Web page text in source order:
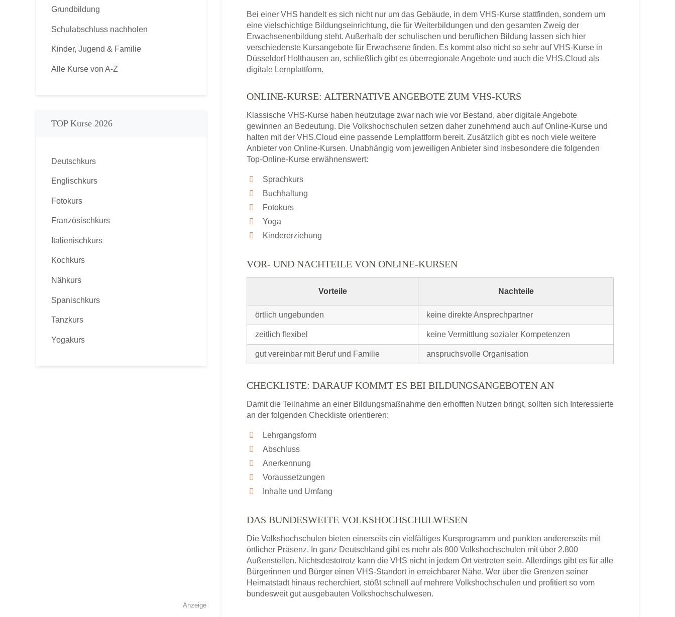
Bei einer VHS handelt es sich nicht nur um das Gebäude, in dem VHS-Kurse stattfinden, sondern um
eine vielschichtige Bildungseinrichtung, die für Weiterbildungen und den gesamten Zweig der
Erwachsenenbildung steht. Außerhalb der schulischen und beruflichen Bildung lassen sich hier
verschiedenste Kursangebote für Erwachsene finden. Es kommt also nicht so sehr auf VHS-Kurse in
Düsseldorf Holthausen an, schließlich gibt es überregionale Angebote und auch die VHS.Cloud als
digitale Lernplattform.
ONLINE-KURSE: ALTERNATIVE ANGEBOTE ZUM VHS-KURS
Klassische VHS-Kurse haben heutzutage zwar nach wie vor Bestand, aber digitale Angebote
gewinnen an Bedeutung. Die Volkshochschulen setzen daher zunehmend auch auf Online-Kurse und
halten mit der VHS.Cloud eine passende Lernplattform bereit. Zusätzlich gibt es noch viele weitere
Anbieter von Online-Kursen. Unabhängig vom jeweiligen Anbieter sind insbesondere die folgenden
Top-Online-Kurse erwähnenswert:
Sprachkurs
Buchhaltung
Fotokurs
Yoga
Kindererziehung
VOR- UND NACHTEILE VON ONLINE-KURSEN
Vorteile Nachteile
örtlich ungebunden keine direkte Ansprechpartner
zeitlich flexibel keine Vermittlung sozialer Kompetenzen
gut vereinbar mit Beruf und Familie anspruchsvolle Organisation
CHECKLISTE: DARAUF KOMMT ES BEI BILDUNGSANGEBOTEN AN
Damit die Teilnahme an einer Bildungsmaßnahme den erhofften Nutzen bringt, sollten sich Interessierte
an der folgenden Checkliste orientieren:
Lehrgangsform
Abschluss
Anerkennung
Voraussetzungen
Inhalte und Umfang
DAS BUNDESWEITE VOLKSHOCHSCHULWESEN
Die Volkshochschulen bieten einerseits ein vielfältiges Kursprogramm und punkten andererseits mit
örtlicher Präsenz. In ganz Deutschland gibt es mehr als 800 Volkshochschulen mit über 2.800
Außenstellen. Nichtsdestotrotz kann die VHS nicht in jedem Ort vertreten sein. Allerdings gibt es für alle
Bürgerinnen und Bürger einen VHS-Standort in erreichbarer Nähe. Wer über die Grenzen seiner
Heimatstadt hinaus recherchiert, stößt schnell auf mehrere Volkshochschulen und profitiert so vom
bundesweit gut ausgebauten Volkshochschulwesen.
Grundbildung
Schulabschluss nachholen
Kinder, Jugend & Familie
Alle Kurse von A-Z
TOP Kurse 2026
Deutschkurs
Englischkurs
Fotokurs
Französischkurs
Italienischkurs
Kochkurs
Nähkurs
Spanischkurs
Tanzkurs
Yogakurs
Anzeige